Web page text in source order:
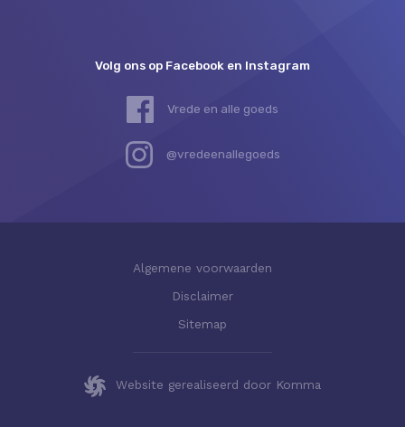
Volg ons op Facebook en Instagram
Vrede en alle goeds
@vredeenallegoeds
Algemene voorwaarden
Disclaimer
Sitemap
Website gerealiseerd door Komma
Deze website gebruikt cookies.